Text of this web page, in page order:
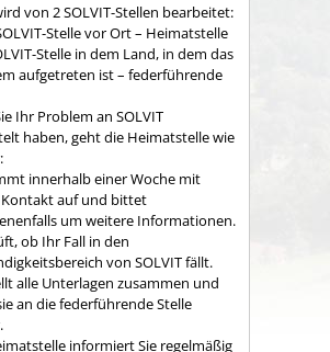
von 2 SOLVIT-Stellen bearbeitet:
Stelle vor Ort – Heimatstelle
Stelle in dem Land, in dem das
aufgetreten ist – federführende
Ihr Problem an SOLVIT
haben, geht die Heimatstelle wie
innerhalb einer Woche mit
auf und bittet
um weitere Informationen.
ob Ihr Fall in den
von SOLVIT fällt.
alle Unterlagen zusammen und
an die federführende Stelle
informiert Sie regelmäßig